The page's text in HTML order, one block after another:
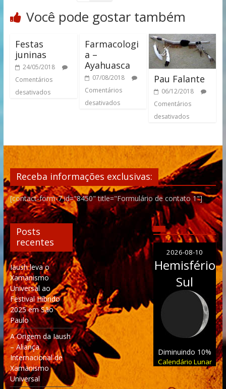
Você pode gostar também
Festas
juninas
24/05/2018
Comentários
desativados
Farmacologi
a –
Ayahuasca
07/08/2018
Comentários
desativados
Pau Falante
06/12/2018
Comentários
desativados
Receba informações exclusivas:
[contact-form-7 id="8450" title="Formulário de contato 1"]
Posts
recentes
Iaush leva o
Xamanismo
Universal ao
Festival Híbrido
2025 em São
Paulo
A Origem da Iaush
– Aliança
Internacional de
Xamanismo
Universal
2026-08-10
Hemisfério
Sul
Diminuindo 10%
Calendário Lunar